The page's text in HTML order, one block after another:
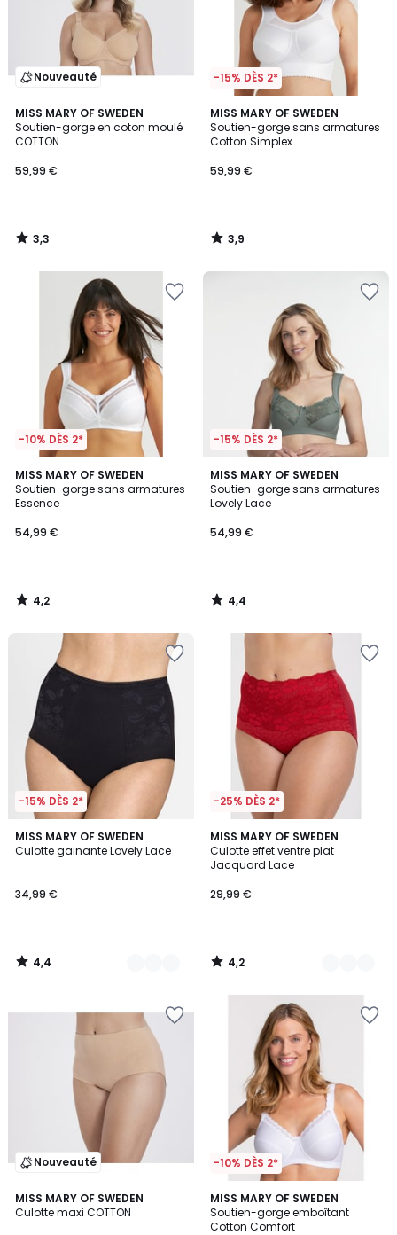
Nouveauté
MISS MARY OF SWEDEN
Soutien-gorge en coton moulé
COTTON
59,99 €
3,3
/ 5
3,3
/
-15% DÈS 2*
MISS MARY OF SWEDEN
Soutien-gorge sans armatures
Cotton Simplex
59,99 €
3,9
/ 5
3,9
/
-10% DÈS 2*
MISS MARY OF SWEDEN
Soutien-gorge sans armatures
Essence
54,99 €
4,2
/ 5
4,2
/
-15% DÈS 2*
MISS MARY OF SWEDEN
Soutien-gorge sans armatures
Lovely Lace
54,99 €
4,4
/ 5
4,4
/
-15% DÈS 2*
MISS MARY OF SWEDEN
Culotte gainante Lovely Lace
34,99 €
4,4
/ 5
2
Couleurs
4,4
/
-25% DÈS 2*
MISS MARY OF SWEDEN
Culotte effet ventre plat
Jacquard Lace
29,99 €
4,2
/ 5
2
Couleurs
4,2
/
Nouveauté
MISS MARY OF SWEDEN
Culotte maxi COTTON
-10% DÈS 2*
MISS MARY OF SWEDEN
Soutien-gorge emboîtant
Cotton Comfort
4,2
/ 5
2
Couleurs